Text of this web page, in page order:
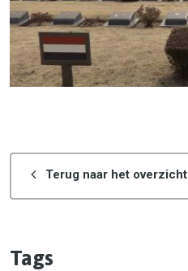
Terug naar het overzicht
Tags